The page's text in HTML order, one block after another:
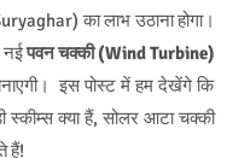
का लाभ उठाना होगा।
नईपवन चक्की (Wind Turbine)
इस पोस्ट में हम देखेंगे कि
स्कीम्स क्या हैं, सोलर आटा चक्की
हैं!